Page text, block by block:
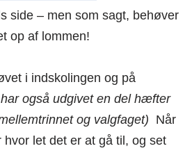
side – men som sagt, behøver
op af lommen!
i indskolingen og på
også udgivet en del hæfter
og valgfaget) Når
let det er at gå til, og set